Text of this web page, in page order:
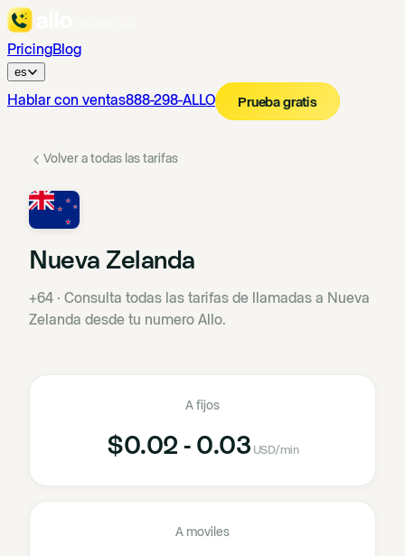
PricingBlog
es
Hablar con ventas888-298-ALLO Prueba gratis
Volver a todas las tarifas
Nueva Zelanda
+64 · Consulta todas las tarifas de llamadas a Nueva
Zelanda desde tu numero Allo.
A fijos
$0.02 - 0.03 USD/min
A moviles